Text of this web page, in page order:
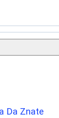
Da Znate